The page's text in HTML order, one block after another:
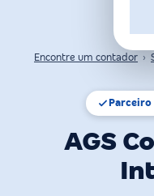
Encontre um contador ›
AGS